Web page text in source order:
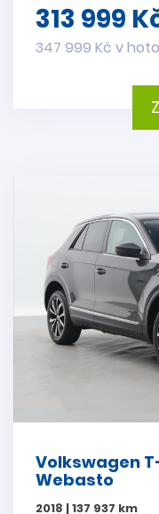
313 999
347 999 Kč v
Volkswagen
Webasto
2018 | 137 937 km